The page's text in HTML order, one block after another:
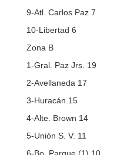
9-Atl. Carlos Paz 7
10-Libertad 6
Zona B
1-Gral. Paz Jrs. 19
2-Avellaneda 17
3-Huracán 15
4-Alte. Brown 14
5-Unión S. V. 11